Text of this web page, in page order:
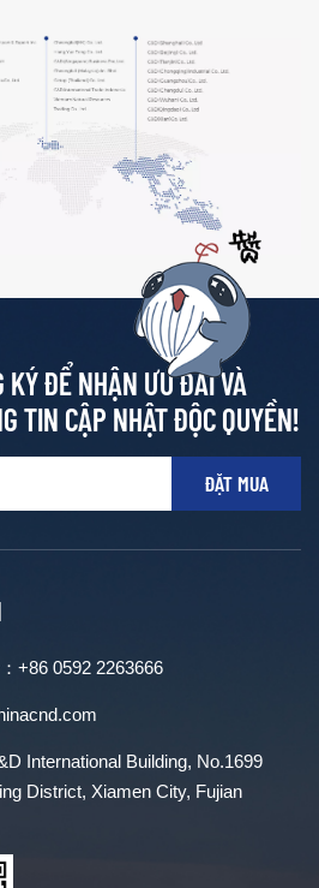
KÝ ĐỂ NHẬN ƯU ĐÃI VÀ
TIN CẬP NHẬT ĐỘC QUYỀN!
+86 0592 2263666
International Building, No.1699
District, Xiamen City, Fujian